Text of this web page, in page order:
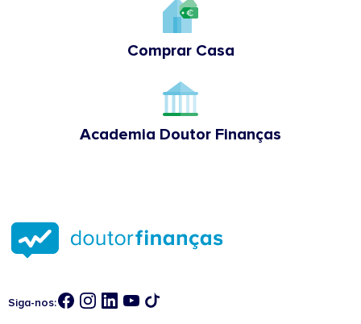
Comprar Casa
Academia Doutor Finanças
Siga-nos: